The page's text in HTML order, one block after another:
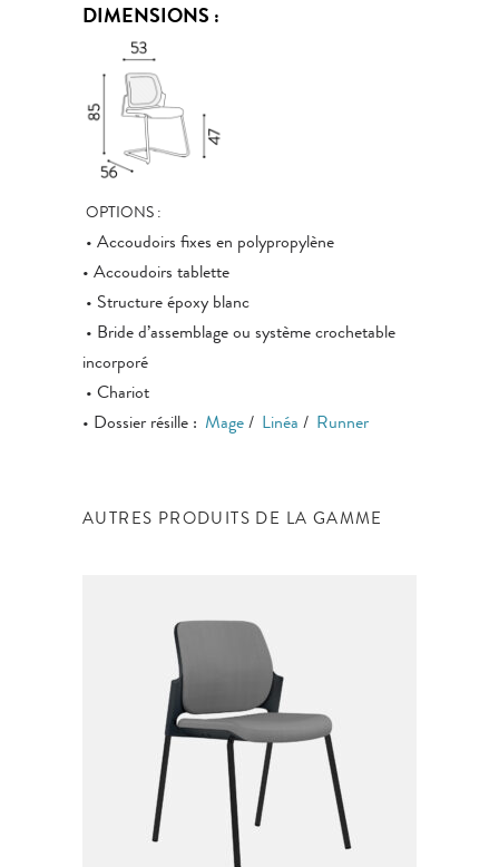
DIMENSIONS :
OPTIONS :
• Accoudoirs fixes en polypropylène
• Accoudoirs tablette
• Structure époxy blanc
• Bride d’assemblage ou système crochetable
incorporé
• Chariot
• Dossier résille : Mage / Linéa / Runner
AUTRES PRODUITS DE LA GAMME